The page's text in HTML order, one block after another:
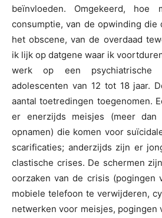
beïnvloeden. Omgekeerd,
consumptie, van de opwinding die
het obscene, van de overdaad
ik lijk op datgene waar ik
werk op een psychiatrische
adolescenten van 12 tot 18 jaar.
aantal toetredingen toegenomen.
er enerzijds meisjes (meer
opnamen) die komen voor
scarificaties; anderzijds zijn er
clastische crises. De schermen
oorzaken van de crisis (pogingen
mobiele telefoon te verwijderen,
netwerken voor meisjes, pogingen